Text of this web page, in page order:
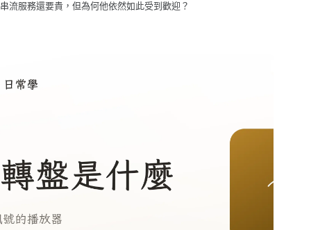
串流服務還要貴，但為何他依然如此受到歡迎？